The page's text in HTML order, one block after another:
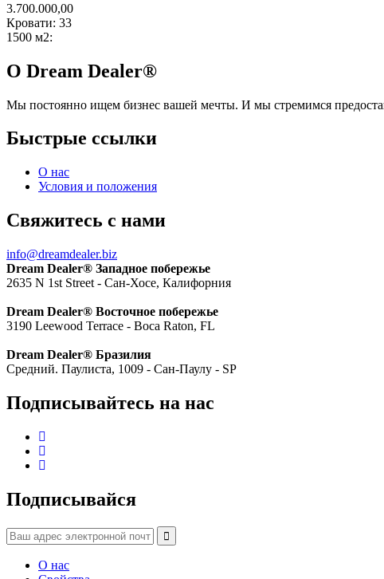
3.700.000,00
Кровати: 33
1500 м2:
О Dream Dealer®
Мы постоянно ищем бизнес вашей мечты. И мы стремимся
Быстрые ссылки
О нас
Условия и положения
Свяжитесь с нами
info@dreamdealer.biz
Dream Dealer® Западное побережье
2635 N 1st Street - Сан-Хосе, Калифорния
Dream Dealer® Восточное побережье
3190 Leewood Terrace - Boca Raton, FL
Dream Dealer® Бразилия
Средний. Паулиста, 1009 - Сан-Паулу - SP
Подписывайтесь на нас
Подписывайся
О нас